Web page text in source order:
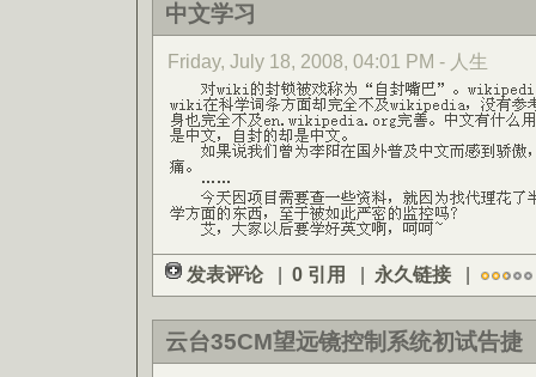
中文学习
Friday, July 18, 2008, 04:01 PM - 人生
发表评论 | 0 引用 | 永久链接 |
云台35CM望远镜控制系统初试告捷